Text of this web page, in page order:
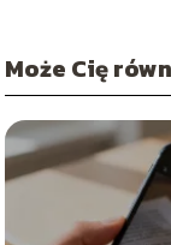
Może Cię